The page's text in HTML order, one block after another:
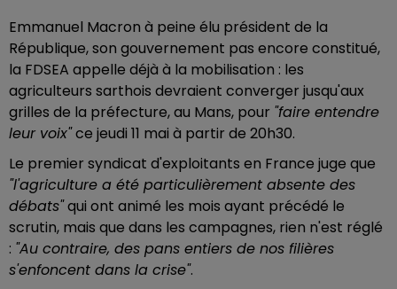
Emmanuel Macron à peine élu président de la
République, son gouvernement pas encore constitué,
la FDSEA appelle déjà à la mobilisation : les
agriculteurs sarthois devraient converger jusqu'aux
grilles de la préfecture, au Mans, pour "faire entendre
leur voix"ce jeudi 11 mai à partir de 20h30.
Le premier syndicat d'exploitants en France juge que
"l'agriculture a été particulièrement absente des
débats"qui ont animé les mois ayant précédé le
scrutin, mais que dans les campagnes, rien n'est réglé
: "Au contraire, des pans entiers de nos filières
s'enfoncent dans la crise".